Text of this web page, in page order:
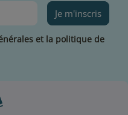
Je m'inscris
et la politique de